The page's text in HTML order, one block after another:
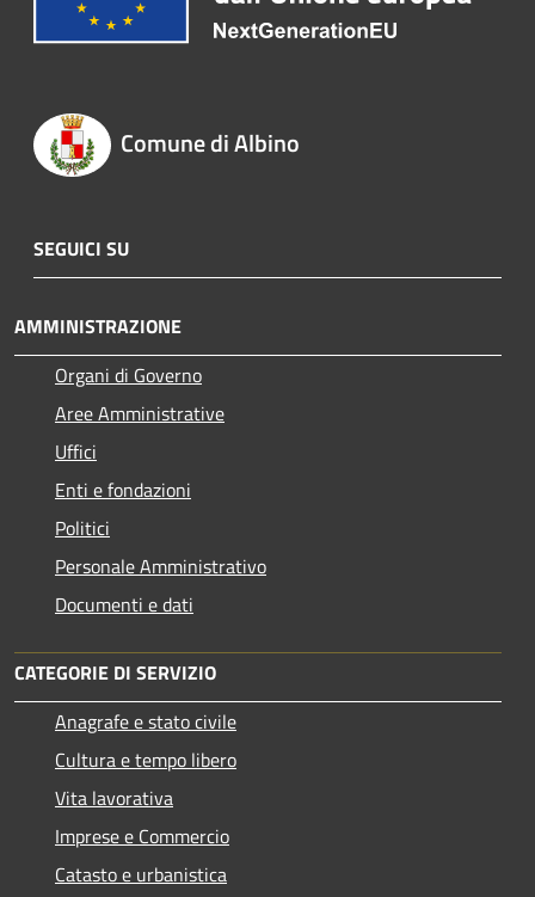
Comune di Albino
SEGUICI SU
AMMINISTRAZIONE
Organi di Governo
Aree Amministrative
Uffici
Enti e fondazioni
Politici
Personale Amministrativo
Documenti e dati
CATEGORIE DI SERVIZIO
Anagrafe e stato civile
Cultura e tempo libero
Vita lavorativa
Imprese e Commercio
Catasto e urbanistica